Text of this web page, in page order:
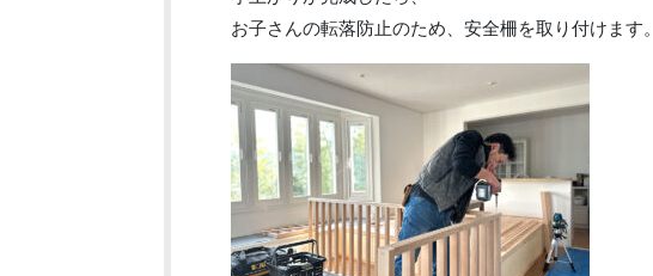
お子さんの転落防止のため、安全柵を取り付けます。